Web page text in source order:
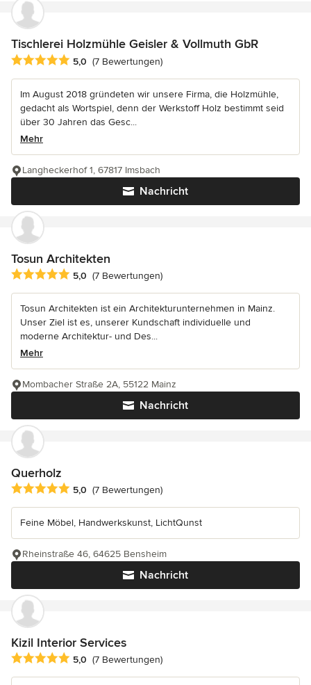
Tischlerei Holzmühle Geisler & Vollmuth GbR
Durchschnittliche Bewertung: 5 von 5 Sternen
5,0 (7 Bewertungen)
Im August 2018 gründeten wir unsere Firma, die Holzmühle,
gedacht als Wortspiel, denn der Werkstoff Holz bestimmt seid
über 30 Jahren das Gesc...
Mehr
Nachricht
Langheckerhof 1, 67817 Imsbach
Tosun Architekten
Durchschnittliche Bewertung: 5 von 5 Sternen
5,0 (7 Bewertungen)
Tosun Architekten ist ein Architekturunternehmen in Mainz.
Unser Ziel ist es, unserer Kundschaft individuelle und
moderne Architektur- und Des...
Mehr
Nachricht
Mombacher Straße 2A, 55122 Mainz
Querholz
Durchschnittliche Bewertung: 5 von 5 Sternen
5,0 (7 Bewertungen)
Feine Möbel, Handwerkskunst, LichtQunst
Nachricht
Rheinstraße 46, 64625 Bensheim
Kizil Interior Services
Durchschnittliche Bewertung: 5 von 5 Sternen
5,0 (7 Bewertungen)